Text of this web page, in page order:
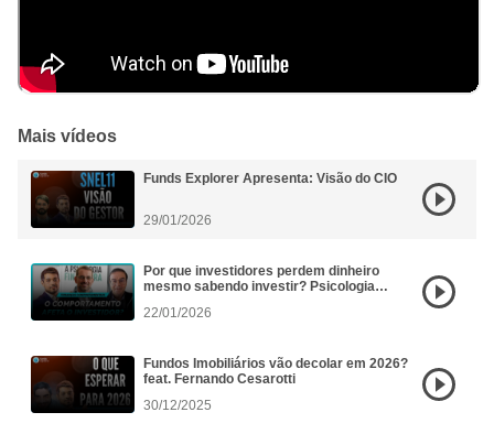
CVM nº 401, de 29 de dezembro de 2003, conforme
alterada
Mais vídeos
Funds Explorer Apresenta: Visão do CIO
29/01/2026
Por que investidores perdem dinheiro
mesmo sabendo investir? Psicologia
22/01/2026
Fundos Imobiliários vão decolar em 2026?
feat. Fernando Cesarotti
30/12/2025